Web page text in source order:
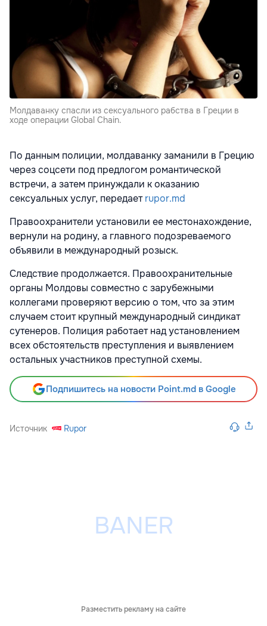
Молдаванку спасли из сексуального рабства в Греции в
ходе операции Global Chain.
По данным полиции, молдаванку заманили в Грецию
через соцсети под предлогом романтической
встречи, а затем принуждали к оказанию
сексуальных услуг, передаетrupor.md
Правоохранители установили ее местонахождение,
вернули на родину, а главного подозреваемого
объявили в международный розыск.
Следствие продолжается. Правоохранительные
органы Молдовы совместно с зарубежными
коллегами проверяют версию о том, что за этим
случаем стоит крупный международный синдикат
сутенеров. Полиция работает над установлением
всех обстоятельств преступления и выявлением
остальных участников преступной схемы.
Подпишитесь на новости Point.md в Google
Источник Rupor
Разместить рекламу на сайте